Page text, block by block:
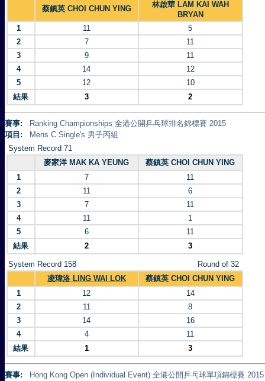
蔡鎮英 CHOI CHUN YING
林啟華 LAM KAI WAH
BRYAN
1
11
5
2
7
11
3
9
11
4
14
12
5
12
10
結果
3 2
賽事:
Ranking Championships 全港公開乒乓球排名錦標賽 2015
項目:
Mens C Single's 男子丙組
System Record 71
麥家洋 MAK KA YEUNG
蔡鎮英 CHOI CHUN YING
1
7
11
2
11
6
3
7
11
4
11
1
5
6
11
結果
2 3
System Record 158
Round of 32
凌瑋洛 LING WAI LOK
蔡鎮英 CHOI CHUN YING
1
12
14
2
11
8
3
14
16
4
4
11
結果
1 3
賽事:
Hong Kong Open (Individual Event) 全港公開乒乓球單項錦標賽 2015